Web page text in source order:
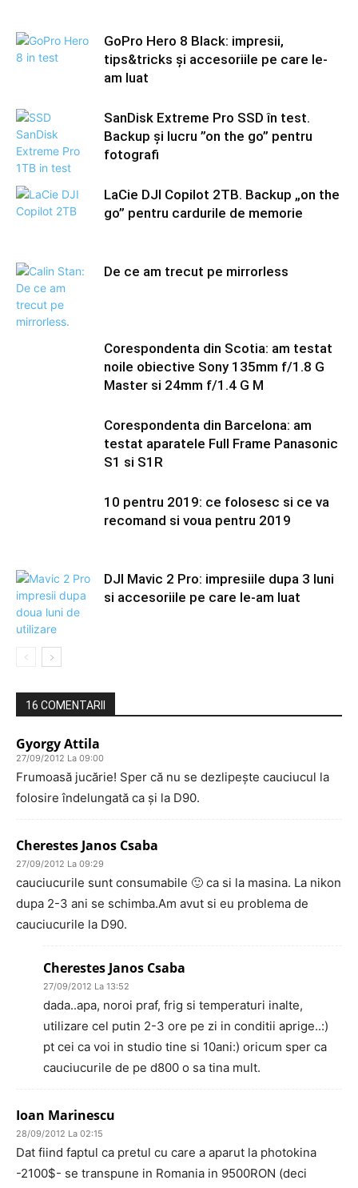
GoPro Hero 8 Black: impresii,
tips&tricks și accesoriile pe care le-
am luat
SanDisk Extreme Pro SSD în test.
Backup și lucru ”on the go” pentru
fotografi
LaCie DJI Copilot 2TB. Backup „on the
go” pentru cardurile de memorie
De ce am trecut pe mirrorless
Corespondenta din Scotia: am testat
noile obiective Sony 135mm f/1.8 G
Master si 24mm f/1.4 G M
Corespondenta din Barcelona: am
testat aparatele Full Frame Panasonic
S1 si S1R
10 pentru 2019: ce folosesc si ce va
recomand si voua pentru 2019
DJI Mavic 2 Pro: impresiile dupa 3 luni
si accesoriile pe care le-am luat
16 COMENTARII
Gyorgy Attila
27/09/2012 La 09:00
Frumoasă jucărie! Sper că nu se dezlipeşte cauciucul la
folosire îndelungată ca şi la D90.
Cherestes Janos Csaba
27/09/2012 La 09:29
cauciucurile sunt consumabile 🙂 ca si la masina. La nikon
dupa 2-3 ani se schimba.Am avut si eu problema de
cauciucurile la D90.
Cherestes Janos Csaba
27/09/2012 La 13:52
dada..apa, noroi praf, frig si temperaturi inalte,
utilizare cel putin 2-3 ore pe zi in conditii aprige..:)
pt cei ca voi in studio tine si 10ani:) oricum sper ca
cauciucurile de pe d800 o sa tina mult.
Ioan Marinescu
28/09/2012 La 02:15
Dat fiind faptul ca pretul cu care a aparut la photokina
-2100$- se transpune in Romania in 9500RON (deci